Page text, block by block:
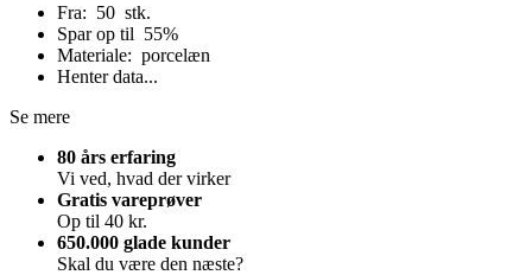
Fra: 50 stk.
Spar op til 55%
Materiale: porcelæn
Henter data...
Se mere
80 års erfaring
Vi ved, hvad der virker
Gratis vareprøver
Op til 40 kr.
650.000 glade kunder
Skal du være den næste?